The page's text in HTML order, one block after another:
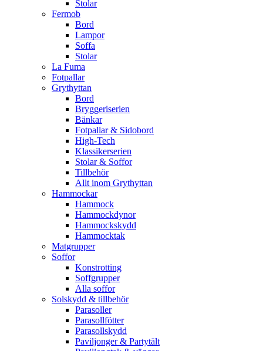
Stolar
Fermob
Bord
Lampor
Soffa
Stolar
La Fuma
Fotpallar
Grythyttan
Bord
Bryggeriserien
Bänkar
Fotpallar & Sidobord
High-Tech
Klassikerserien
Stolar & Soffor
Tillbehör
Allt inom Grythyttan
Hammockar
Hammock
Hammockdynor
Hammockskydd
Hammocktak
Matgrupper
Soffor
Konstrotting
Soffgrupper
Alla soffor
Solskydd & tillbehör
Parasoller
Parasollfötter
Parasollskydd
Paviljonger & Partytält